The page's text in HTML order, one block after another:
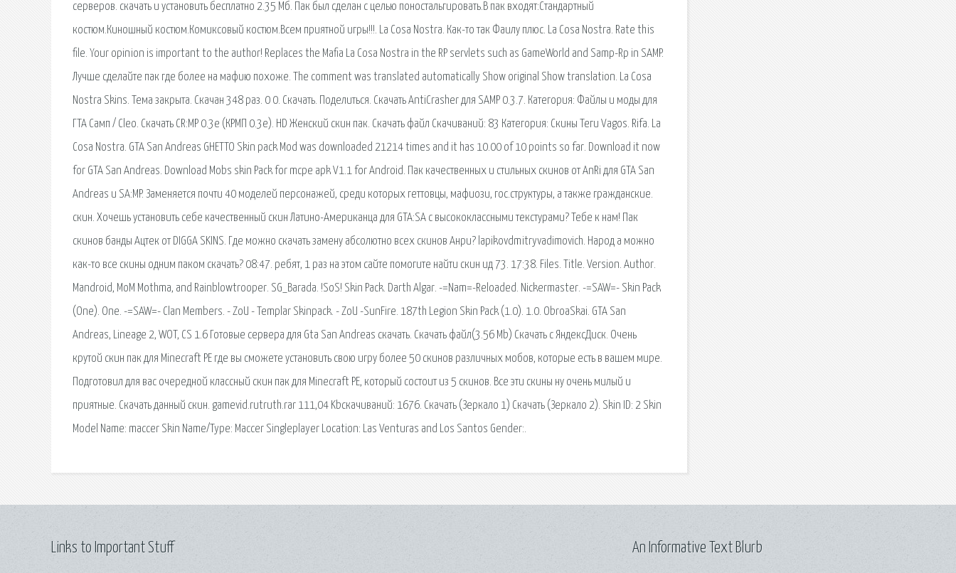
серверов. скачать и установить бесплатно 2.35 Мб. Пак был сделан с целью поностальгировать.В пак входят:Стандартный
костюм.Киношный костюм.Комиксовый костюм.Всем приятной игры!!!. La Cosa Nostra. Как-то так Фаилу плюс. La Cosa Nostra. Rate this
file. Your opinion is important to the author! Replaces the Mafia La Cosa Nostra in the RP servlets such as GameWorld and Samp-Rp in SAMP.
Лучше сделайте пак где более на мафию похоже. The comment was translated automatically Show original Show translation. La Cosa
Nostra Skins. Тема закрыта. Скачан 348 раз. 0 0. Скачать. Поделиться. Скачать AntiCrasher для SAMP 0.3.7. Категория: Файлы и моды для
ГТА Самп / Cleo. Скачать CR:MP 0.3e (КРМП 0.3е). HD Женский скин пак. Скачать файл Скачиваний: 83 Категория: Скины Теги Vagos. Rifa. La
Cosa Nostra. GTA San Andreas GHETTO Skin pack Mod was downloaded 21214 times and it has 10.00 of 10 points so far. Download it now
for GTA San Andreas. Download Mobs skin Pack for mcpe apk V1.1 for Android. Пак качественных и стильных скинов от AnRi для GTA San
Andreas и SA:MP. Заменяется почти 40 моделей персонажей, среди которых геттовцы, мафиози, гос.структуры, а также гражданские.
скин. Хочешь установить себе качественный скин Латино-Американца для GTA:SA с высококлассными текстурами? Тебе к нам! Пак
скинов банды Ацтек от DIGGA SKINS. Где можно скачать замену абсолютно всех скинов Анри? lapikovdmitryvadimovich. Народ а можно
как-то все скины одним паком скачать? 08:47. ребят, 1 раз на этом сайте помогите найти скин ид 73. 17:38. Files. Title. Version. Author.
Mandroid, MoM Mothma, and Rainblowtrooper. SG_Barada. !SoS! Skin Pack. Darth Algar. -=Nam=-Reloaded. Nickermaster. -=SAW=- Skin Pack
(One). One. -=SAW=- Clan Members. - ZoU - Templar Skinpack. - ZoU -SunFire. 187th Legion Skin Pack (1.0). 1.0. ObroaSkai. GTA San
Andreas, Lineage 2, WOT, CS 1.6 Готовые сервера для Gta San Andreas скачать. Скачать файл(3.56 Mb) Скачать c ЯндексДиск. Очень
крутой скин пак для Minecraft PE где вы сможете установить свою игру более 50 скинов различных мобов, которые есть в вашем мире.
Подготовил для вас очередной классный скин пак для Minecraft PE, который состоит из 5 скинов. Все эти скины ну очень милый и
приятные. Скачать данный скин. gamevid.rutruth.rar 111,04 Kbcкачиваний: 1676. Скачать (Зеркало 1) Скачать (Зеркало 2). Skin ID: 2 Skin
Model Name: maccer Skin Name/Type: Maccer Singleplayer Location: Las Venturas and Los Santos Gender:.
Links to Important Stuff An Informative Text Blurb